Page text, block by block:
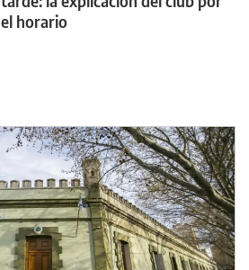
el horario